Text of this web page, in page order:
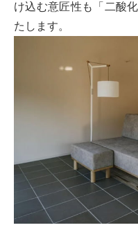
け込む意匠性も「二酸
たします。